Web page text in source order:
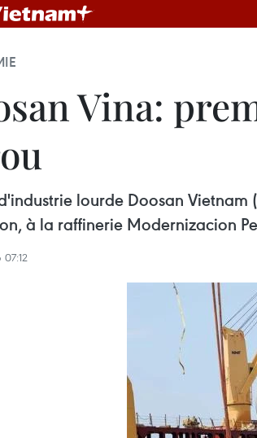
Vina:
lourde Doosan
à la raffinerie Modernizacion